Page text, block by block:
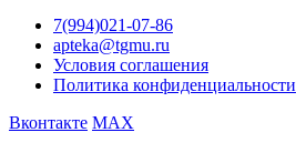
7(994)021-07-86
apteka@tgmu.ru
Условия соглашения
Политика конфиденциальности
Вконтакте MAX